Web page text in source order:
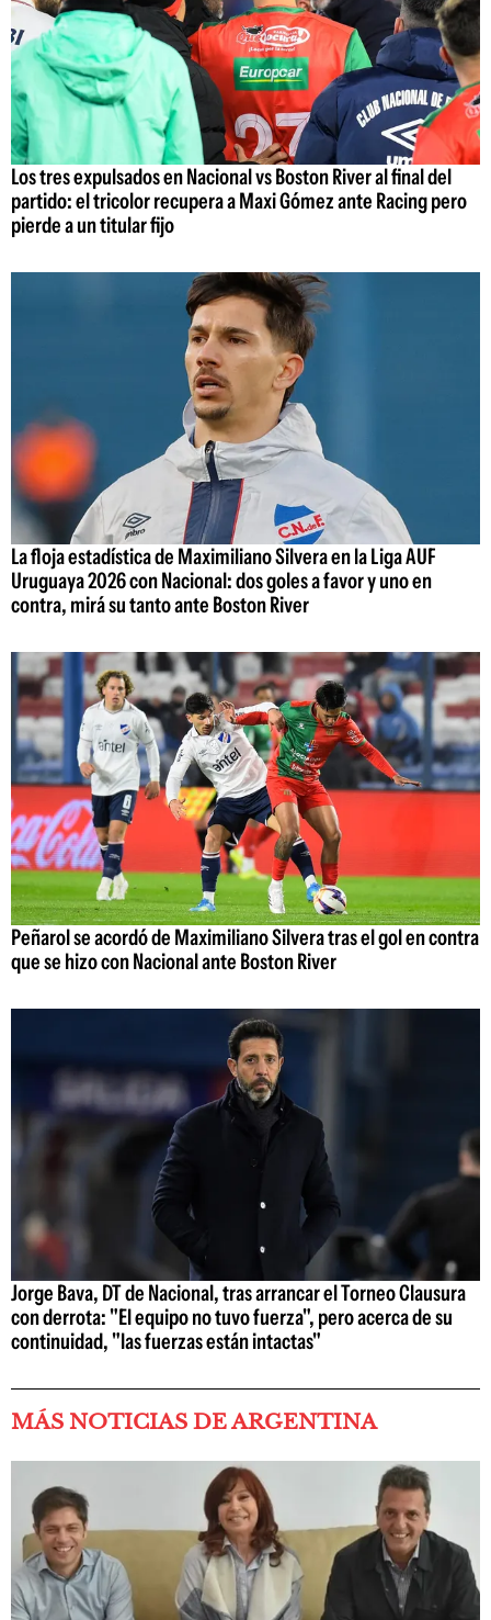
Los tres expulsados en Nacional vs Boston River al final del
partido: el tricolor recupera a Maxi Gómez ante Racing pero
pierde a un titular fijo
La floja estadística de Maximiliano Silvera en la Liga AUF
Uruguaya 2026 con Nacional: dos goles a favor y uno en
contra, mirá su tanto ante Boston River
Peñarol se acordó de Maximiliano Silvera tras el gol en contra
que se hizo con Nacional ante Boston River
Jorge Bava, DT de Nacional, tras arrancar el Torneo Clausura
con derrota: "El equipo no tuvo fuerza", pero acerca de su
continuidad, "las fuerzas están intactas"
MÁS NOTICIAS DE ARGENTINA